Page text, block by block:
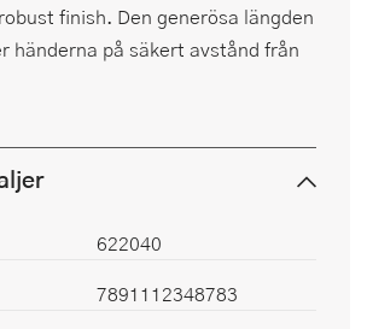
finish. Den generösa längden
händerna på säkert avstånd från
622040
7891112348783